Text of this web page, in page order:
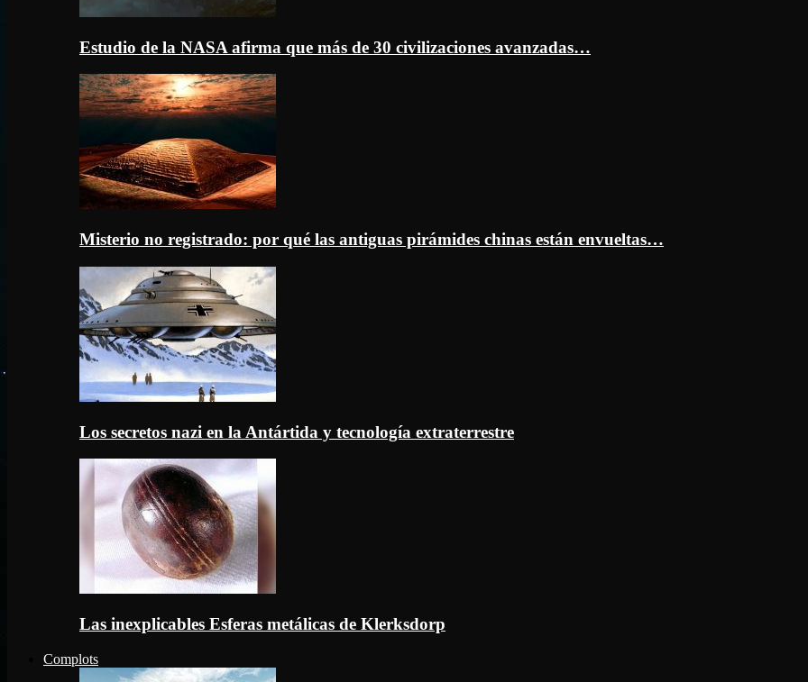
Estudio de la NASA afirma que más de 30 civilizaciones avanzadas…
Misterio no registrado: por qué las antiguas pirámides chinas están envueltas…
Los secretos nazi en la Antártida y tecnología extraterrestre
Las inexplicables Esferas metálicas de Klerksdorp
Complots